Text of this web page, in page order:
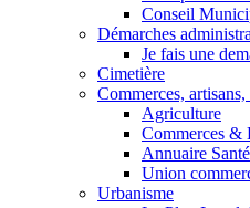
Conseil
Démarches
Je fais une
Cimetière
Commerces,
Agriculture
Commerces &
Annuaire Santé
Union
Urbanisme